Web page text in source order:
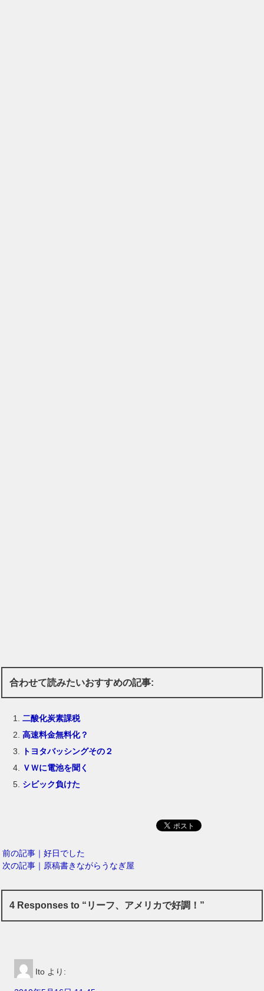
合わせて読みたいおすすめの記事:
二酸化炭素課税
高速料金無料化？
トヨタバッシングその２
ＶＷに電池を聞く
シビック負けた
前の記事｜好日でした
次の記事｜原稿書きながらうなぎ屋
4 Responses to “リーフ、アメリカで好調！”
Ito より: